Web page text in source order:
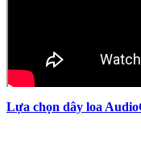
Lựa chọn dây loa